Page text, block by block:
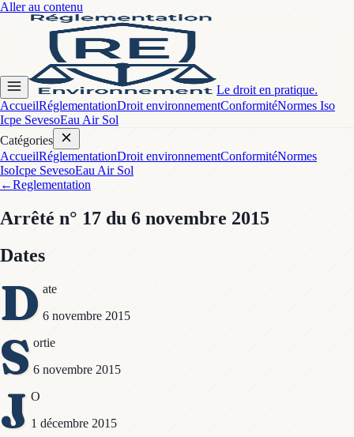
Aller au contenu
Le droit en pratique.
AccueilRéglementationDroit environnementConformitéNormes Iso
Icpe SevesoEau Air Sol
Catégories
AccueilRéglementationDroit environnementConformitéNormes
IsoIcpe SevesoEau Air Sol
←Reglementation
Arrêté n° 17 du 6 novembre 2015
Dates
D ate
6 novembre 2015
S ortie
6 novembre 2015
J O
1 décembre 2015